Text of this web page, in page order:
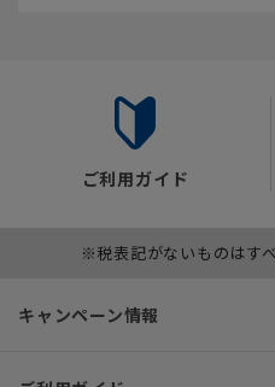
ご利用ガイド
※税表記がないものはす
キャンペーン情報